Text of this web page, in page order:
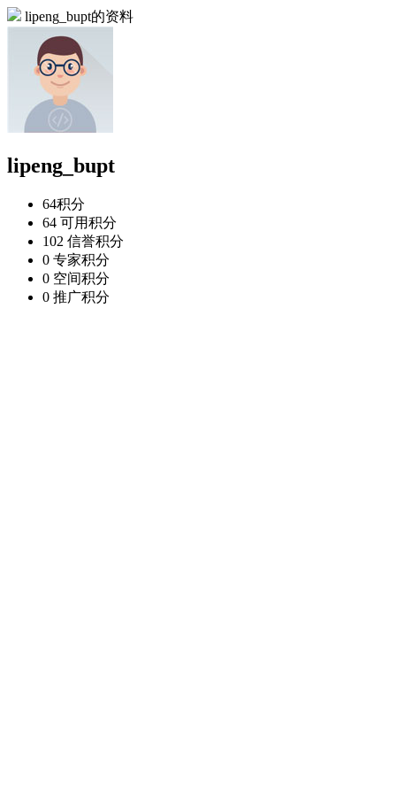
lipeng_bupt的资料
lipeng_bupt
64积分
64 可用积分
102 信誉积分
0 专家积分
0 空间积分
0 推广积分